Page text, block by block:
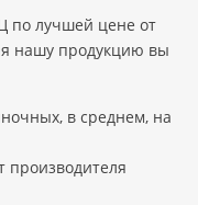
по лучшей цене от
нашу продукцию вы
в среднем, на
производителя